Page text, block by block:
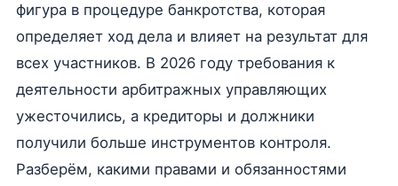
фигура в процедуре банкротства, которая
определяет ход дела и влияет на результат для
всех участников. В 2026 году требования к
деятельности арбитражных управляющих
ужесточились, а кредиторы и должники
получили больше инструментов контроля.
Разберём, какими правами и обязанностями